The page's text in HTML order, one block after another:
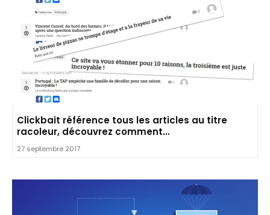
Clickbait référence tous les articles au titre
racoleur, découvrez comment…
27 septembre 2017